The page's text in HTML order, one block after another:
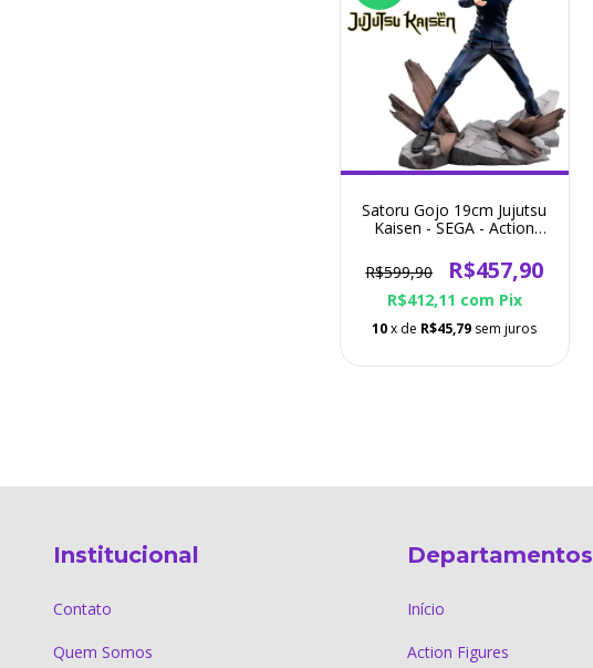
Satoru Gojo 19cm Jujutsu
Kaisen - SEGA - Action
R$599,90
R$457,90
R$412,11 com Pix
10x de R$45,79 sem juros
Institucional
Contato
Quem Somos
Departamentos
Início
Action Figures